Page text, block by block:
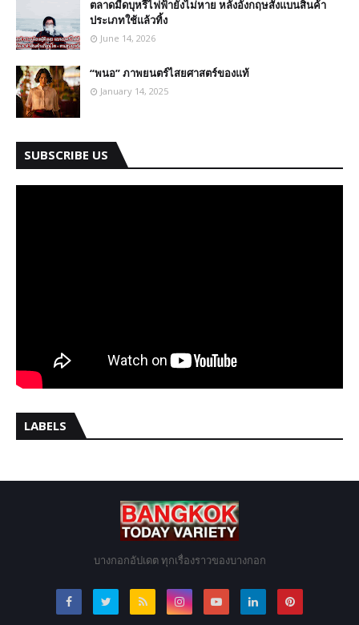
ตลาดมืดบุหรี่ไฟฟ้ายังไม่หาย หลังอังกฤษสั่งแบนสินค้า
ประเภทใช้แล้วทิ้ง
June 14, 2026
“พนอ” ภาพยนตร์ไสยศาสตร์ของแท้
January 14, 2025
SUBSCRIBE US
LABELS
บางกอกอัปเดต ทุกเรื่องราวของบางกอก